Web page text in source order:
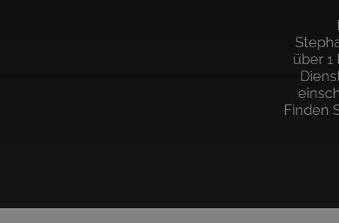
über
Finden